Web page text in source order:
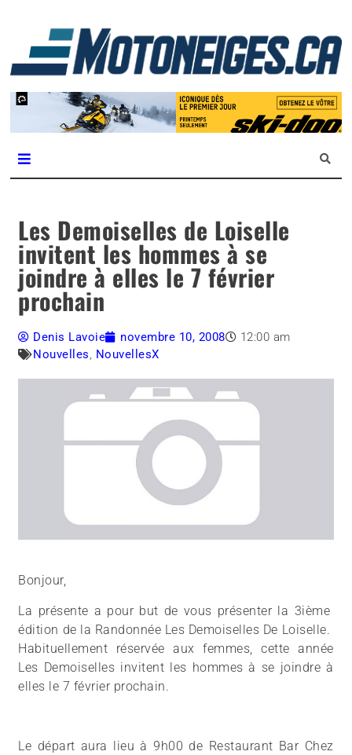
Magazine Motoneiges.ca
Les Demoiselles de Loiselle
invitent les hommes à se
joindre à elles le 7 février
prochain
Denis Lavoie novembre 10, 2008
12:00 am
Nouvelles, NouvellesX
Bonjour,
La présente a pour but de vous présenter la 3ième
édition de la Randonnée Les Demoiselles De Loiselle.
Habituellement réservée aux femmes, cette année
Les Demoiselles invitent les hommes à se joindre à
elles le 7 février prochain.
Le départ aura lieu à 9h00 de Restaurant Bar Chez